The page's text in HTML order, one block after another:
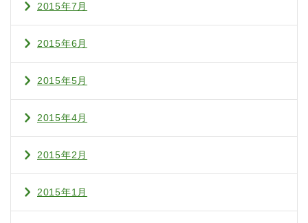
2015年7月
2015年6月
2015年5月
2015年4月
2015年2月
2015年1月